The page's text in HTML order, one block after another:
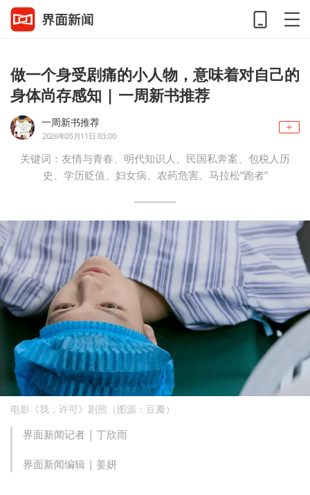
做一个身受剧痛的小人物，意味着对自己的
身体尚存感知 | 一周新书推荐
一周新书推荐
2026年05月11日 03:00
关键词：友情与青春、明代知识人、民国私奔案、包税人历
史、学历贬值、妇女病、农药危害、马拉松“跑者”
电影《我，许可》剧照（图源：豆瓣）
界面新闻记者 | 丁欣雨
界面新闻编辑 | 姜妍